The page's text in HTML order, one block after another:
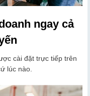
ngay cả
cài đặt trực tiếp trên
lúc nào.